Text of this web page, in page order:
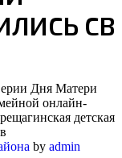
СВ
Дня Матери
онлайн-
детская
by admin